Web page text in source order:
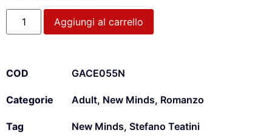
Aggiungi al carrello
COD GACE055N
Categorie Adult, New Minds, Romanzo
Tag New Minds, Stefano Teatini